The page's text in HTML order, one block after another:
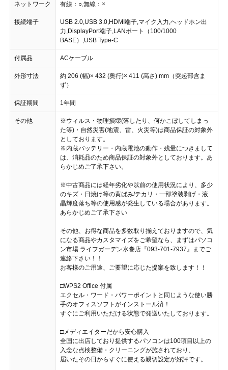
ネットワーク 有線：○,無線：×
接続端子
USB 2.0,USB 3.0,HDMI端子,マイク入力,ヘッドホン出
力,DisplayPort端子,LANポート（100/1000
BASE）,USB Type-C
付属品 ACケーブル
外形寸法
約 206 (幅)× 432 (奥行)× 411 (高さ) mm（突起部含ま
ず）
保証期間 1年間
その他
※ウィルス・物理損壊(落したり、何かこぼしてしまっ
た等)・自然災害(地震、雷、火災等)は商品保証の対象外
としております。
※内蔵バッテリー・内蔵電池の動作・残量につきまして
は、消耗品のため商品保証の対象外としております。あ
らかじめご了承下さい。
※中古商品には経年劣化や以前の使用状況により、多少
のキズ・日焼け等の黄ばみ/テカリ・一部塗装剥げ・液
晶輝度落ち等の使用感が発生している場合があります。
あらかじめご了承下さい
その他、お得な商品を多数取り揃えておりますので、気
になる商品やカスタマイズをご希望なら、まずはパソコ
ン市場 ライフガーデン水巻店『093-701-7937』までご
連絡下さい！！
お客様のご用途、ご要望に応じた提案を致します！！
□WPS2 Office 付属
エクセル・ワード・パワーポイントと同じような使い勝
手のオフィスソフトがインストール済！
すぐにご利用いただける状態で発送いたしております。
□メディエイターだから安心購入
全国に出店しており提供するパソコンは100項目以上の
入念な点検整備・クリーニングが施されており、
届いたその日からすぐに使える親切設定が好評です。